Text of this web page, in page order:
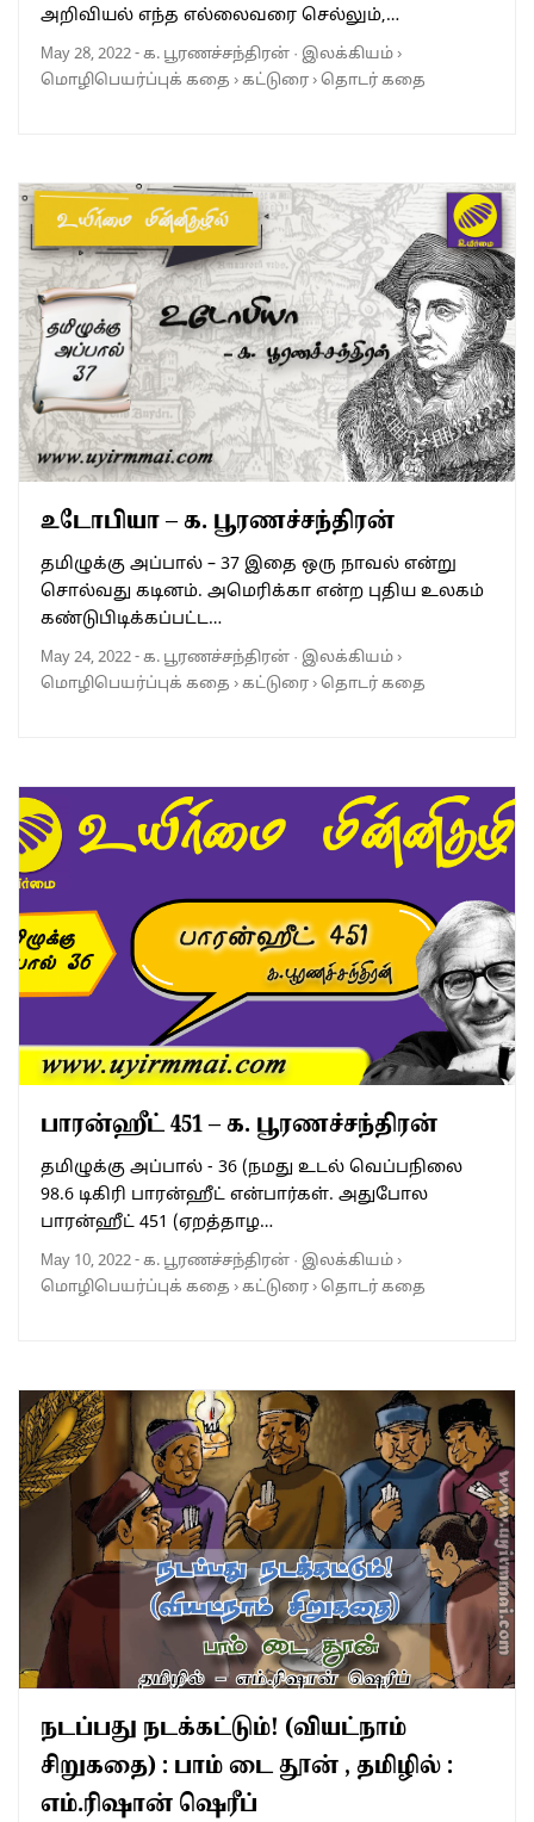
அறிவியல் எந்த எல்லைவரை செல்லும்,…
May 28, 2022-க. பூரணச்சந்திரன் · இலக்கியம்›
மொழிபெயர்ப்புக் கதை ›கட்டுரை›தொடர் கதை
உடோபியா – க. பூரணச்சந்திரன்
தமிழுக்கு அப்பால் – 37 இதை ஒரு நாவல் என்று
சொல்வது கடினம். அமெரிக்கா என்ற புதிய உலகம்
கண்டுபிடிக்கப்பட்ட…
May 24, 2022-க. பூரணச்சந்திரன் · இலக்கியம்›
மொழிபெயர்ப்புக் கதை ›கட்டுரை›தொடர் கதை
பாரன்ஹீட் 451 – க. பூரணச்சந்திரன்
தமிழுக்கு அப்பால் - 36 (நமது உடல் வெப்பநிலை
98.6 டிகிரி பாரன்ஹீட் என்பார்கள். அதுபோல
பாரன்ஹீட் 451 (ஏறத்தாழ…
May 10, 2022-க. பூரணச்சந்திரன் · இலக்கியம்›
மொழிபெயர்ப்புக் கதை ›கட்டுரை›தொடர் கதை
நடப்பது நடக்கட்டும்! (வியட்நாம்
சிறுகதை) : பாம் டை தூன் , தமிழில் :
எம்.ரிஷான் ஷெரீப்